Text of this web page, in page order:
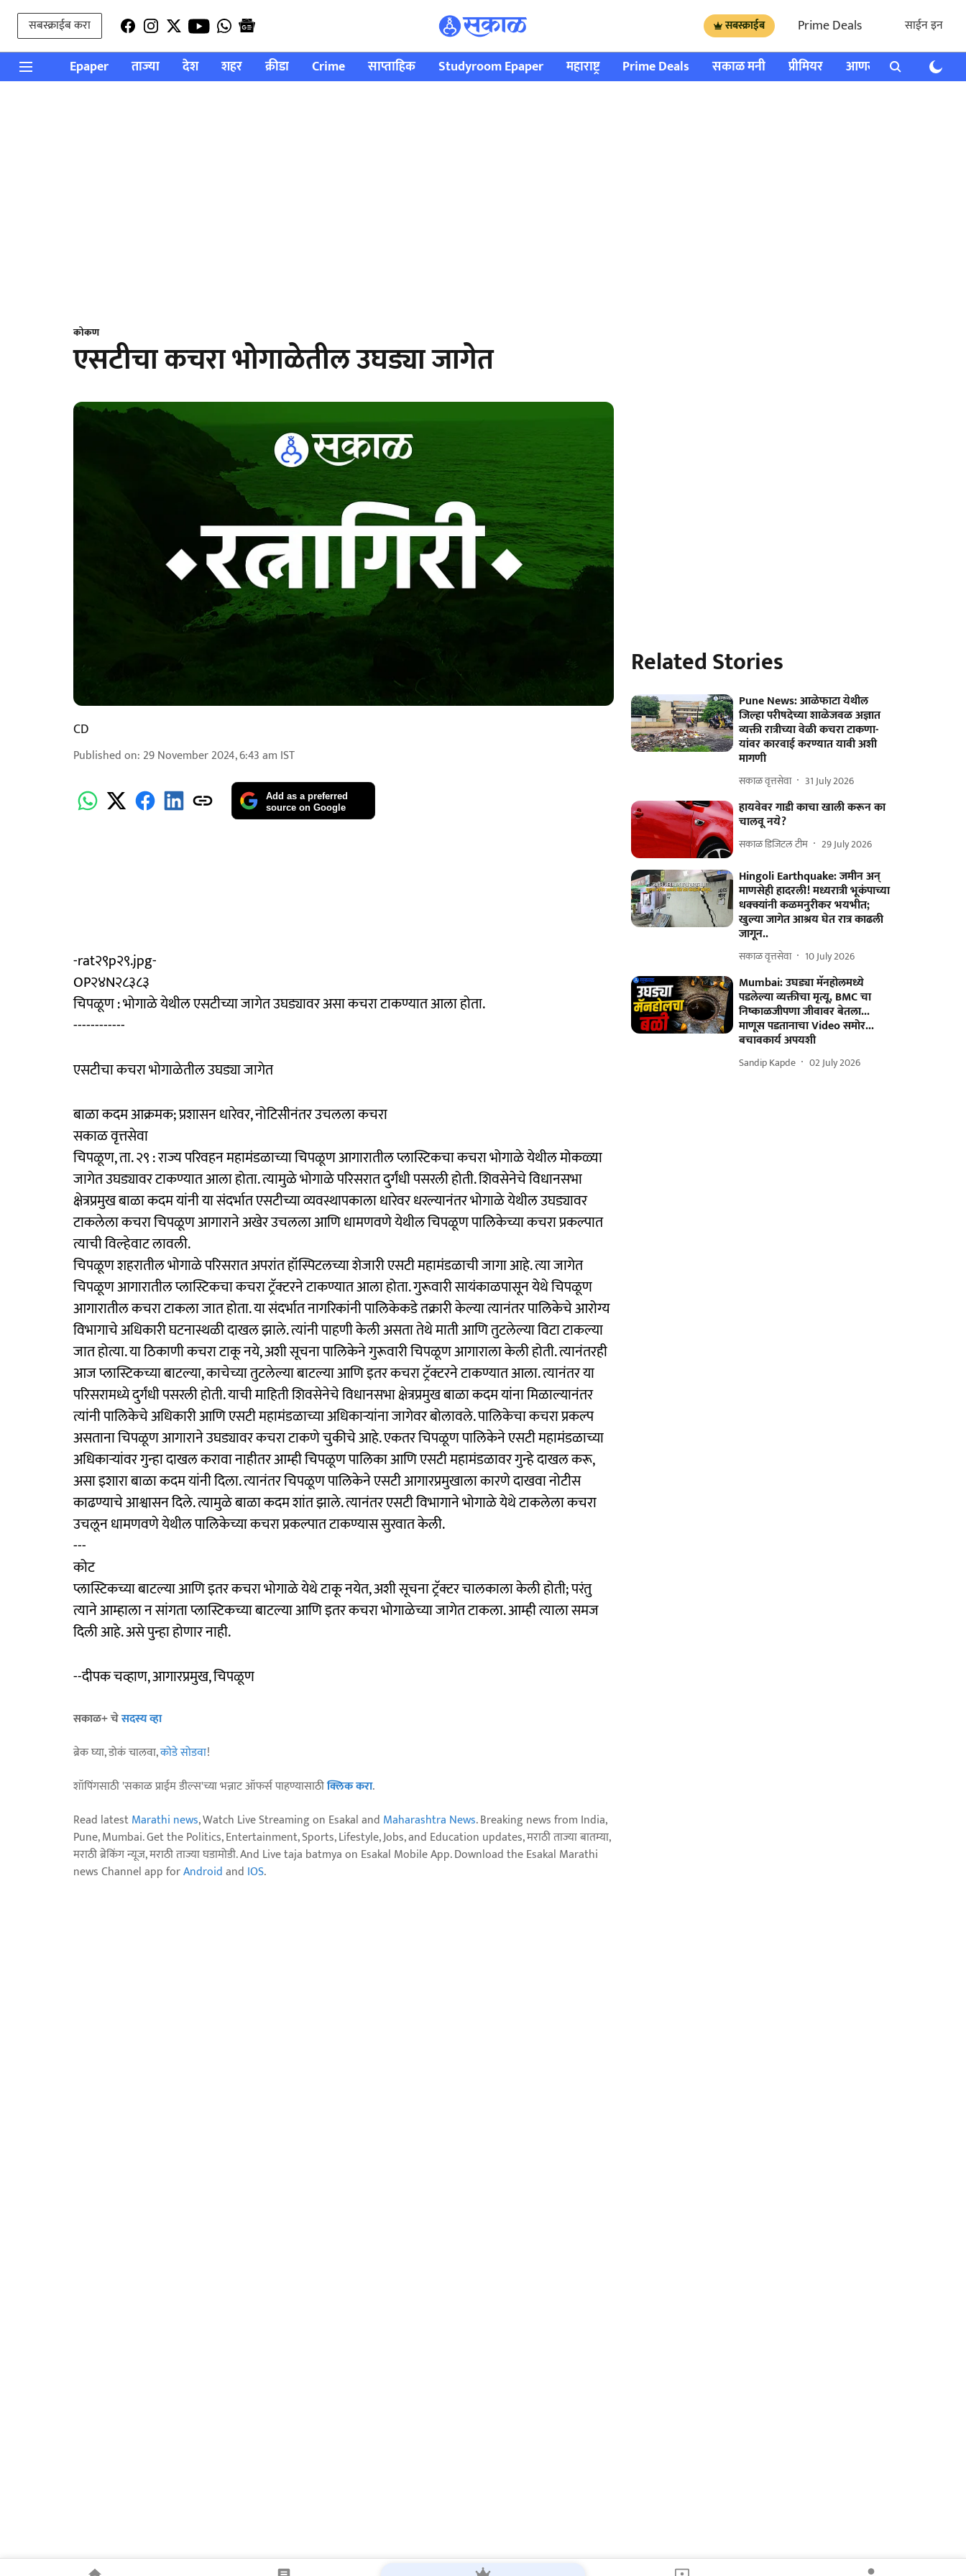
सबस्क्राईब करा सबस्क्राईब Prime Deals साईन इन
Epaper ताज्या देश शहर क्रीडा Crime साप्ताहिक Studyroom Epaper महाराष्ट्र Prime Deals सकाळ मनी प्रीमियर आणखी राशी भविष्य
कोकण
एसटीचा कचरा भोगाळेतील उघड्या जागेत
CD
Published on: 29 November 2024, 6:43 am IST
Add as a preferred
source on Google
-rat२९p२९.jpg-
OP२४N२८३८३
चिपळूण : भोगाळे येथील एसटीच्या जागेत उघड्यावर असा कचरा टाकण्यात आला होता.
------------
एसटीचा कचरा भोगाळेतील उघड्या जागेत
बाळा कदम आक्रमक; प्रशासन धारेवर, नोटिसीनंतर उचलला कचरा
सकाळ वृत्तसेवा
चिपळूण, ता. २९ : राज्य परिवहन महामंडळाच्या चिपळूण आगारातील प्लास्टिकचा कचरा भोगाळे येथील मोकळ्या
जागेत उघड्यावर टाकण्यात आला होता. त्यामुळे भोगाळे परिसरात दुर्गंधी पसरली होती. शिवसेनेचे विधानसभा
क्षेत्रप्रमुख बाळा कदम यांनी या संदर्भात एसटीच्या व्यवस्थापकाला धारेवर धरल्यानंतर भोगाळे येथील उघड्यावर
टाकलेला कचरा चिपळूण आगाराने अखेर उचलला आणि धामणवणे येथील चिपळूण पालिकेच्या कचरा प्रकल्पात
त्याची विल्हेवाट लावली.
चिपळूण शहरातील भोगाळे परिसरात अपरांत हॉस्पिटलच्या शेजारी एसटी महामंडळाची जागा आहे. त्या जागेत
चिपळूण आगारातील प्लास्टिकचा कचरा ट्रॅक्टरने टाकण्यात आला होता. गुरूवारी सायंकाळपासून येथे चिपळूण
आगारातील कचरा टाकला जात होता. या संदर्भात नागरिकांनी पालिकेकडे तक्रारी केल्या त्यानंतर पालिकेचे आरोग्य
विभागाचे अधिकारी घटनास्थळी दाखल झाले. त्यांनी पाहणी केली असता तेथे माती आणि तुटलेल्या विटा टाकल्या
जात होत्या. या ठिकाणी कचरा टाकू नये, अशी सूचना पालिकेने गुरूवारी चिपळूण आगाराला केली होती. त्यानंतरही
आज प्लास्टिकच्या बाटल्या, काचेच्या तुटलेल्या बाटल्या आणि इतर कचरा ट्रॅक्टरने टाकण्यात आला. त्यानंतर या
परिसरामध्ये दुर्गंधी पसरली होती. याची माहिती शिवसेनेचे विधानसभा क्षेत्रप्रमुख बाळा कदम यांना मिळाल्यानंतर
त्यांनी पालिकेचे अधिकारी आणि एसटी महामंडळाच्या अधिकाऱ्यांना जागेवर बोलावले. पालिकेचा कचरा प्रकल्प
असताना चिपळूण आगाराने उघड्यावर कचरा टाकणे चुकीचे आहे. एकतर चिपळूण पालिकेने एसटी महामंडळाच्या
अधिकाऱ्यांवर गुन्हा दाखल करावा नाहीतर आम्ही चिपळूण पालिका आणि एसटी महामंडळावर गुन्हे दाखल करू,
असा इशारा बाळा कदम यांनी दिला. त्यानंतर चिपळूण पालिकेने एसटी आगारप्रमुखाला कारणे दाखवा नोटीस
काढण्याचे आश्वासन दिले. त्यामुळे बाळा कदम शांत झाले. त्यानंतर एसटी विभागाने भोगाळे येथे टाकलेला कचरा
उचलून धामणवणे येथील पालिकेच्या कचरा प्रकल्पात टाकण्यास सुरवात केली.
---
कोट
प्लास्टिकच्या बाटल्या आणि इतर कचरा भोगाळे येथे टाकू नयेत, अशी सूचना ट्रॅक्टर चालकाला केली होती; परंतु
त्याने आम्हाला न सांगता प्लास्टिकच्या बाटल्या आणि इतर कचरा भोगाळेच्या जागेत टाकला. आम्ही त्याला समज
दिली आहे. असे पुन्हा होणार नाही.
--दीपक चव्हाण, आगारप्रमुख, चिपळूण
सकाळ+ चेसदस्य व्हा
ब्रेक घ्या, डोकं चालवा,कोडे सोडवा!
शॉपिंगसाठी 'सकाळ प्राईम डील्स'च्या भन्नाट ऑफर्स पाहण्यासाठीक्लिक करा.
Read latestMarathi news, Watch Live Streaming on Esakal and Maharashtra News. Breaking news from India,
Pune, Mumbai. Get the Politics, Entertainment, Sports, Lifestyle, Jobs, and Education updates, मराठी ताज्या बातम्या,
मराठी ब्रेकिंग न्यूज, मराठी ताज्या घडामोडी. And Live taja batmya on Esakal Mobile App. Download the Esakal Marathi
news Channel app forAndroidand IOS.
Related Stories
Pune News: आळेफाटा येथील
जिल्हा परीषदेच्या शाळेजवळ अज्ञात
व्यक्ती रात्रीच्या वेळी कचरा टाकणा-
यांवर कारवाई करण्यात यावी अशी
मागणी
सकाळ वृत्तसेवा 31 July 2026
हायवेवर गाडी काचा खाली करून का
चालवू नये?
सकाळ डिजिटल टीम 29 July 2026
Hingoli Earthquake: जमीन अन्
माणसेही हादरली! मध्यरात्री भूकंपाच्या
धक्क्यांनी कळमनुरीकर भयभीत;
खुल्या जागेत आश्रय घेत रात्र काढली
जागून..
सकाळ वृत्तसेवा 10 July 2026
Mumbai: उघड्या मॅनहोलमध्ये
पडलेल्या व्यक्तीचा मृत्यू, BMC चा
निष्काळजीपणा जीवावर बेतला...
माणूस पडतानाचा Video समोर...
बचावकार्य अपयशी
Sandip Kapde 02 July 2026